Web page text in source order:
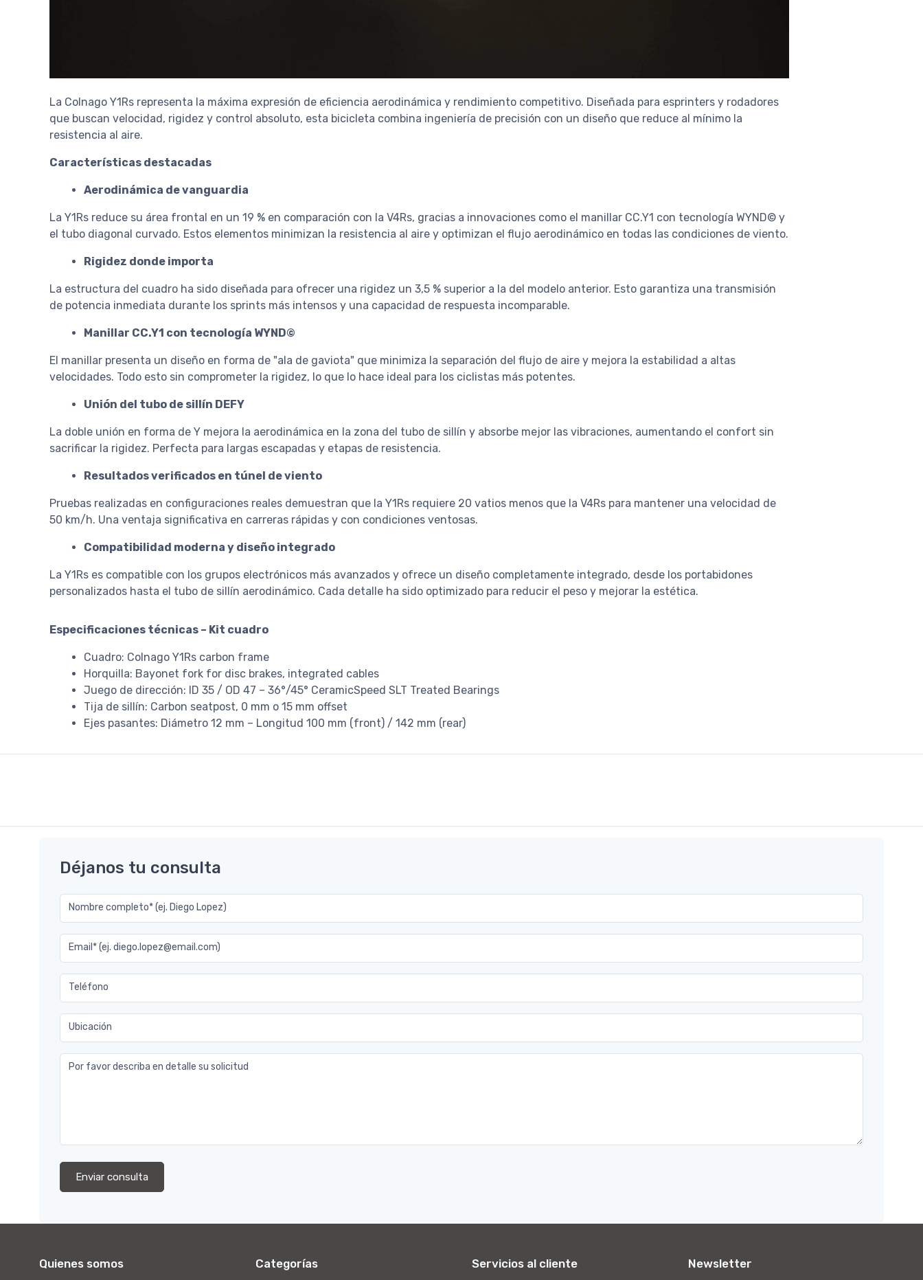
La Colnago Y1Rs representa la máxima expresión de eficiencia aerodinámica y rendimiento competitivo. Diseñada para esprinters y rodadores
que buscan velocidad, rigidez y control absoluto, esta bicicleta combina ingeniería de precisión con un diseño que reduce al mínimo la
resistencia al aire.
Características destacadas
Aerodinámica de vanguardia
La Y1Rs reduce su área frontal en un 19 % en comparación con la V4Rs, gracias a innovaciones como el manillar CC.Y1 con tecnología WYND© y
el tubo diagonal curvado. Estos elementos minimizan la resistencia al aire y optimizan el flujo aerodinámico en todas las condiciones de viento.
Rigidez donde importa
La estructura del cuadro ha sido diseñada para ofrecer una rigidez un 3,5 % superior a la del modelo anterior. Esto garantiza una transmisión
de potencia inmediata durante los sprints más intensos y una capacidad de respuesta incomparable.
Manillar CC.Y1 con tecnología WYND©
El manillar presenta un diseño en forma de "ala de gaviota" que minimiza la separación del flujo de aire y mejora la estabilidad a altas
velocidades. Todo esto sin comprometer la rigidez, lo que lo hace ideal para los ciclistas más potentes.
Unión del tubo de sillín DEFY
La doble unión en forma de Y mejora la aerodinámica en la zona del tubo de sillín y absorbe mejor las vibraciones, aumentando el confort sin
sacrificar la rigidez. Perfecta para largas escapadas y etapas de resistencia.
Resultados verificados en túnel de viento
Pruebas realizadas en configuraciones reales demuestran que la Y1Rs requiere 20 vatios menos que la V4Rs para mantener una velocidad de
50 km/h. Una ventaja significativa en carreras rápidas y con condiciones ventosas.
Compatibilidad moderna y diseño integrado
La Y1Rs es compatible con los grupos electrónicos más avanzados y ofrece un diseño completamente integrado, desde los portabidones
personalizados hasta el tubo de sillín aerodinámico. Cada detalle ha sido optimizado para reducir el peso y mejorar la estética.
Especificaciones técnicas – Kit cuadro
Cuadro: Colnago Y1Rs carbon frame
Horquilla: Bayonet fork for disc brakes, integrated cables
Juego de dirección: ID 35 / OD 47 – 36°/45° CeramicSpeed SLT Treated Bearings
Tija de sillín: Carbon seatpost, 0 mm o 15 mm offset
Ejes pasantes: Diámetro 12 mm – Longitud 100 mm (front) / 142 mm (rear)
Déjanos tu consulta
Nombre completo* (ej. Diego Lopez)
Email* (ej. diego.lopez@email.com)
Teléfono
Ubicación
Por favor describa en detalle su solicitud
Enviar consulta
Quienes somos Categorías Servicios al cliente Newsletter